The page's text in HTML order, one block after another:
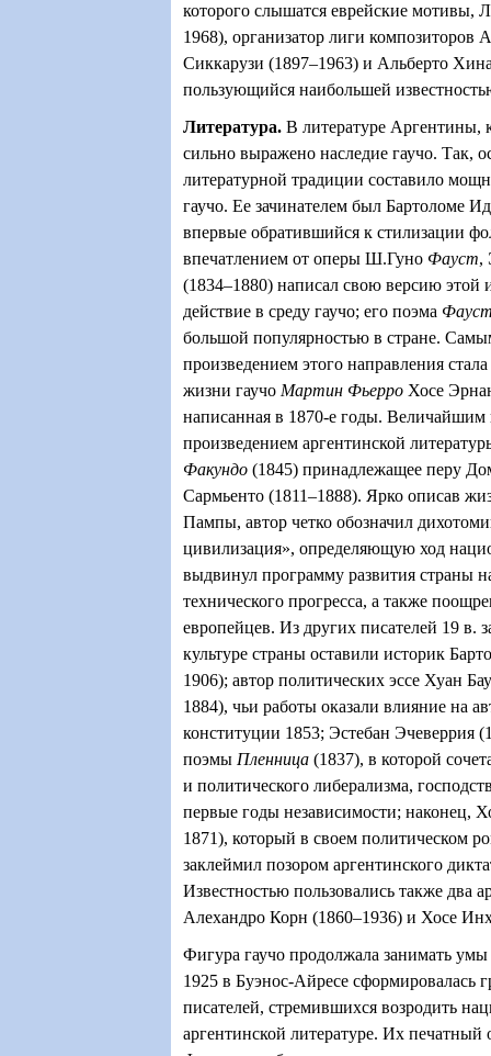
которого слышатся еврейские мотивы,
1968), организатор лиги
Сиккарузи (1897–1963) и Альберто
пользующийся наибольшей
Литература. В литературе Аргентины,
сильно выражено наследие гаучо. Так,
литературной традиции составило
гаучо. Ее зачинателем был Бартоломе
впервые обратившийся к стилизации
впечатлением от оперы Ш.Гуно Фауст,
(1834–1880) написал свою версию этой
действие в среду гаучо; его поэма
большой популярностью в стране.
произведением этого направления
жизни гаучо Мартин Фьерро Хосе
написанная в 1870-е годы. Величайшим
произведением аргентинской
Факундо (1845) принадлежащее перу
Сармьенто (1811–1888). Ярко описав
Пампы, автор четко обозначил
цивилизация», определяющую ход
выдвинул программу развития страны
технического прогресса, а также
европейцев. Из других писателей 19 в.
культуре страны оставили историк
1906); автор политических эссе Хуан
1884), чьи работы оказали влияние на
конституции 1853; Эстебан Эчеверрия
поэмы Пленница (1837), в которой
и политического либерализма,
первые годы независимости; наконец,
1871), который в своем политическом
заклеймил позором аргентинского
Известностью пользовались также два
Алехандро Корн (1860–1936) и Хосе
Фигура гаучо продолжала занимать
1925 в Буэнос-Айресе сформировалась
писателей, стремившихся возродить
аргентинской литературе. Их